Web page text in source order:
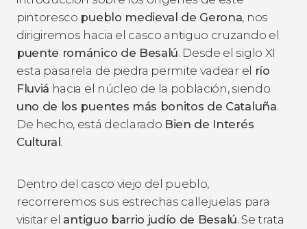
pintoresco pueblo medieval de Gerona, nos
dirigiremos hacia el casco antiguo cruzando el
puente románico de Besalú. Desde el siglo XI
esta pasarela de piedra permite vadear el río
Fluviá hacia el núcleo de la población, siendo
uno de los puentes más bonitos de Cataluña.
De hecho, está declarado Bien de Interés
Cultural.
Dentro del casco viejo del pueblo,
recorreremos sus estrechas callejuelas para
visitar el antiguo barrio judío de Besalú. Se trata